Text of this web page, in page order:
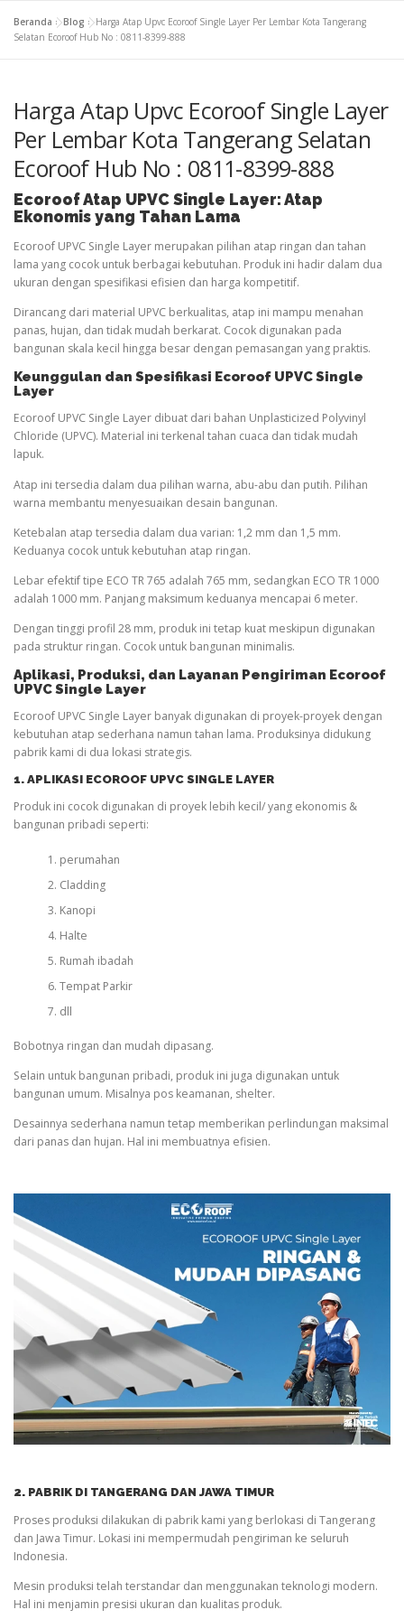
Beranda »Blog »Harga Atap Upvc Ecoroof Single Layer Per Lembar Kota Tangerang
Selatan Ecoroof Hub No : 0811-8399-888
Harga Atap Upvc Ecoroof Single Layer
Per Lembar Kota Tangerang Selatan
Ecoroof Hub No : 0811-8399-888
EcoroofAtap UPVC Single Layer: Atap
Ekonomis yang Tahan Lama
Ecoroof UPVC Single Layer merupakan pilihan atap ringan dan tahan
lama yang cocok untuk berbagai kebutuhan. Produk ini hadir dalam dua
ukuran dengan spesifikasi efisien dan harga kompetitif.
Dirancang dari material UPVC berkualitas, atap ini mampu menahan
panas, hujan, dan tidak mudah berkarat. Cocok digunakan pada
bangunan skala kecil hingga besar dengan pemasangan yang praktis.
Keunggulan dan Spesifikasi Ecoroof UPVC Single
Layer
Ecoroof UPVC Single Layer dibuat dari bahan Unplasticized Polyvinyl
Chloride (UPVC). Material ini terkenal tahan cuaca dan tidak mudah
lapuk.
Atap ini tersedia dalam dua pilihan warna, abu-abu dan putih. Pilihan
warna membantu menyesuaikan desain bangunan.
Ketebalan atap tersedia dalam dua varian: 1,2 mm dan 1,5 mm.
Keduanya cocok untuk kebutuhan atap ringan.
Lebar efektif tipe ECO TR 765 adalah 765 mm, sedangkan ECO TR 1000
adalah 1000 mm. Panjang maksimum keduanya mencapai 6 meter.
Dengan tinggi profil 28 mm, produk ini tetap kuat meskipun digunakan
pada struktur ringan. Cocok untuk bangunan minimalis.
Aplikasi, Produksi, dan Layanan Pengiriman Ecoroof
UPVC Single Layer
Ecoroof UPVC Single Layer banyak digunakan di proyek-proyek dengan
kebutuhan atap sederhana namun tahan lama. Produksinya didukung
pabrik kami di dua lokasi strategis.
1. APLIKASI ECOROOF UPVC SINGLE LAYER
Produk ini cocok digunakan di proyek lebih kecil/ yang ekonomis &
bangunan pribadi seperti:
perumahan
Cladding
Kanopi
Halte
Rumah ibadah
Tempat Parkir
dll
Bobotnya ringan dan mudah dipasang.
Selain untuk bangunan pribadi, produk ini juga digunakan untuk
bangunan umum. Misalnya pos keamanan, shelter.
Desainnya sederhana namun tetap memberikan perlindungan maksimal
dari panas dan hujan. Hal ini membuatnya efisien.
2. PABRIK DI TANGERANG DAN JAWA TIMUR
Proses produksi dilakukan di pabrik kami yang berlokasi di Tangerang
dan Jawa Timur. Lokasi ini mempermudah pengiriman ke seluruh
Indonesia.
Mesin produksi telah terstandar dan menggunakan teknologi modern.
Hal ini menjamin presisi ukuran dan kualitas produk.